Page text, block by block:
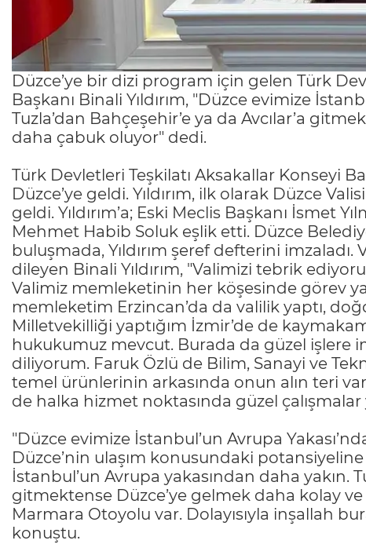
Düzce’ye bir dizi program için gelen Türk
Başkanı Binali Yıldırım, "Düzce evimize
Tuzla’dan Bahçeşehir’e ya da Avcılar’a
daha çabuk oluyor" dedi.
Türk Devletleri Teşkilatı Aksakallar Konseyi
Düzce’ye geldi. Yıldırım, ilk olarak Düzce
geldi. Yıldırım’a; Eski Meclis Başkanı İsmet
Mehmet Habib Soluk eşlik etti. Düzce
buluşmada, Yıldırım şeref defterini
dileyen Binali Yıldırım, "Valimizi tebrik
Valimiz memleketinin her köşesinde görev
memleketim Erzincan’da da valilik yaptı,
Milletvekilliği yaptığım İzmir’de de
hukukumuz mevcut. Burada da güzel işlere
diliyorum. Faruk Özlü de Bilim, Sanayi ve
temel ürünlerinin arkasında onun alın teri
de halka hizmet noktasında güzel
"Düzce evimize İstanbul’un Avrupa
Düzce’nin ulaşım konusundaki potansiyeline
İstanbul’un Avrupa yakasından daha yakın.
gitmektense Düzce’ye gelmek daha kolay
Marmara Otoyolu var. Dolayısıyla inşallah
konuştu.